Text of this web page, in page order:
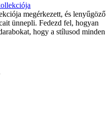
megérkezett, és lenyűgöző
ünnepli. Fedezd fel, hogyan
hogy a stílusod minden